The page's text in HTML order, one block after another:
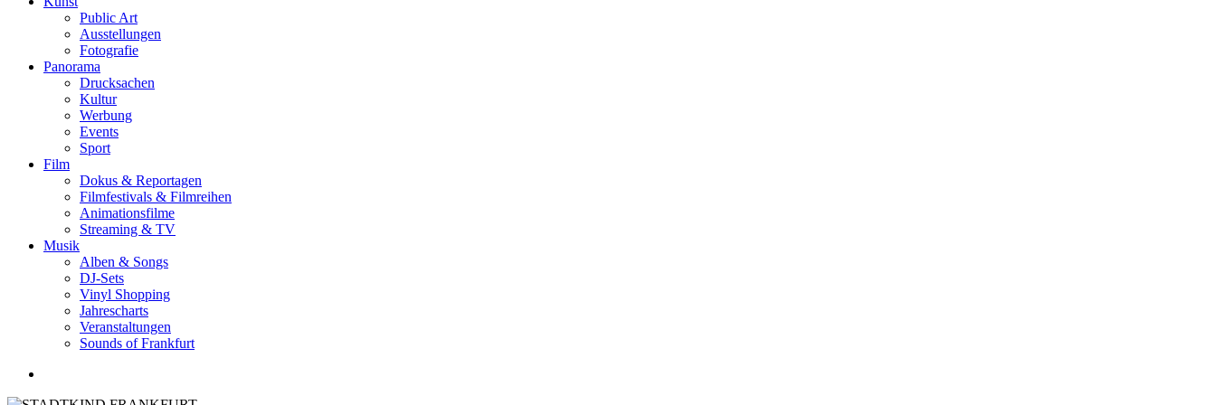
Public Art
Ausstellungen
Fotografie
Panorama
Drucksachen
Kultur
Werbung
Events
Sport
Film
Dokus & Reportagen
Filmfestivals & Filmreihen
Animationsfilme
Streaming & TV
Musik
Alben & Songs
DJ-Sets
Vinyl Shopping
Jahrescharts
Veranstaltungen
Sounds of Frankfurt